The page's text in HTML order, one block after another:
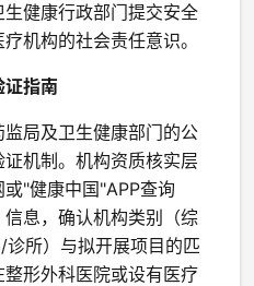
健康行政部门提交安全
机构的社会责任意识。
证指南
局及卫生健康部门的公
机制。机构资质核实层
"健康中国"APP查询
信息，确认机构类别（综
所）与拟开展项目的匹
形外科医院或设有医疗